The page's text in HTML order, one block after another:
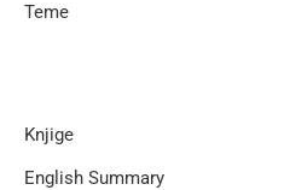
Teme
Knjige
English Summary